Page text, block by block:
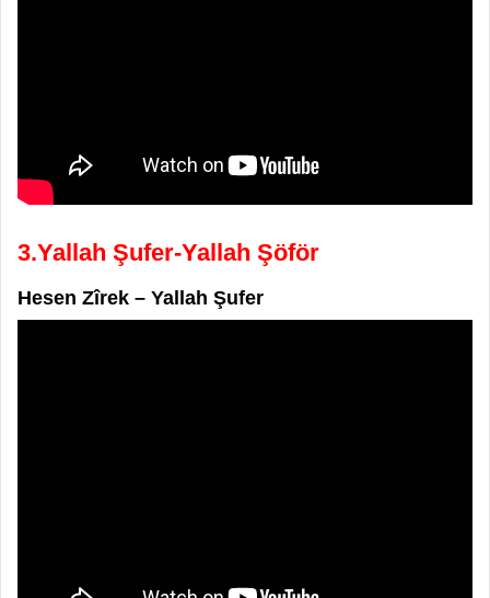
3.Yallah Şufer-Yallah Şöför
Hesen Zîrek – Yallah Şufer